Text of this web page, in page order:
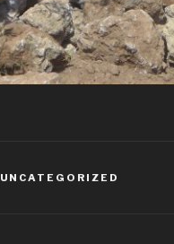
KATEGORIEN
UNCATEGORIZED